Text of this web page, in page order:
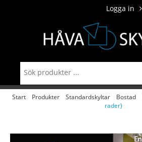
Logga in
Start Produkter Standardskyltar Bostad
rader)